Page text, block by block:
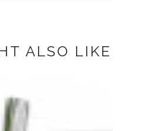
ALSO LIKE